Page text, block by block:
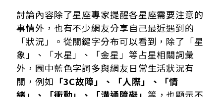
討論內容除了星座專家提醒各星座需要注意的
事情外，也有不少網友分享自己最近遇到的
「狀況」。從關鍵字分布可以看到，除了「星
象」、「水星」、「金星」等占星相關詞彙
外，圖中藍色字詞多與網友日常生活狀況有
關，例如 「3C故障」、「人際」、「情